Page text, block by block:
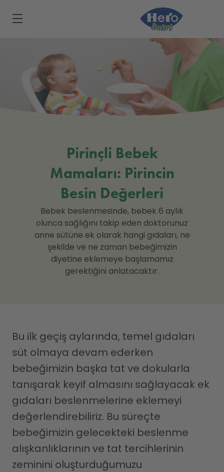
Pirinçli Bebek
Mamaları: Pirincin
Besin Değerleri
Bebek beslenmesinde, bebek 6 aylık
olunca sağlığını takip eden doktorunuz
anne sütüne ek olarak hangi gıdaları, ne
şekilde ve ne zaman bebeğimizin
diyetine eklemeye başlamamız
gerektiğini anlatacaktır.
Bu ilk geçiş aylarında, temel gıdaları
süt olmaya devam ederken
bebeğimizin başka tat ve dokularla
tanışarak keyif almasını sağlayacak ek
gıdaları beslenmelerine eklemeyi
değerlendirebiliriz. Bu süreçte
bebeğimizin gelecekteki beslenme
alışkanlıklarının ve tat tercihlerinin
zeminini oluşturduğumuzu